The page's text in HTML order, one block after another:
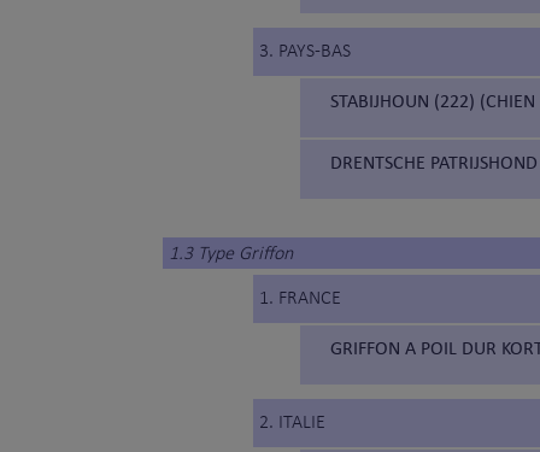
3. PAYS-BAS
STABIJHOUN (222)
DRENTSCHE
1.3 Type Griffon
1. FRANCE
GRIFFON A POIL DUR
2. ITALIE